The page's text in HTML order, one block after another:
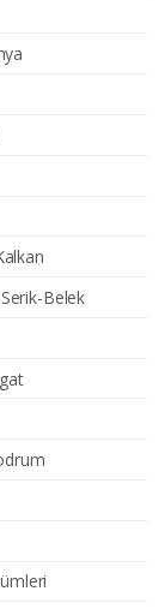
Belek